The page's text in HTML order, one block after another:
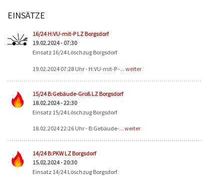
EINSÄTZE
16/24 H:VU-mit-P LZ Borgsdorf
19.02.2024 - 07:30
Einsatz 16/24 Löschzug Borgsdorf
19.02.2024 07:28 Uhr - H:VU-mit-P -... weiter
15/24 B:Gebäude-Groß LZ Borgsdorf
18.02.2024 - 22:30
Einsatz 15/24 Löschzug Borgsdorf
18.02.2024 22:26 Uhr - B:Gebäude-... weiter
14/24 B:PKW LZ Borgsdorf
15.02.2024 - 20:30
Einsatz 14/24 Löschzug Borgsdorf
Seiten